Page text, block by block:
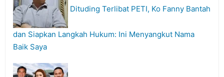
Dituding Terlibat PETI, Ko Fanny Bantah
dan Siapkan Langkah Hukum: Ini Menyangkut Nama
Baik Saya